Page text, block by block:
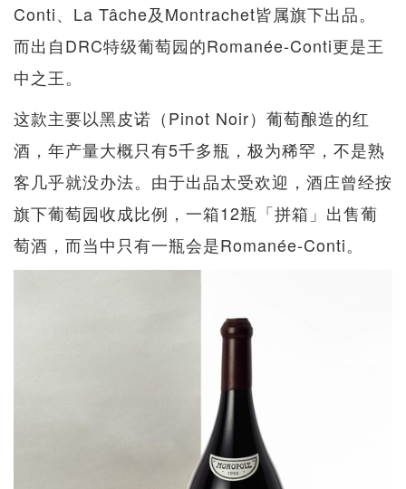
Conti、La Tâche及Montrachet皆属旗下出品。
而出自DRC特级葡萄园的Romanée-Conti更是王
中之王。
这款主要以黑皮诺（Pinot Noir）葡萄酿造的红
酒，年产量大概只有5千多瓶，极为稀罕，不是熟
客几乎就没办法。由于出品太受欢迎，酒庄曾经按
旗下葡萄园收成比例，一箱12瓶「拼箱」出售葡
萄酒，而当中只有一瓶会是Romanée-Conti。